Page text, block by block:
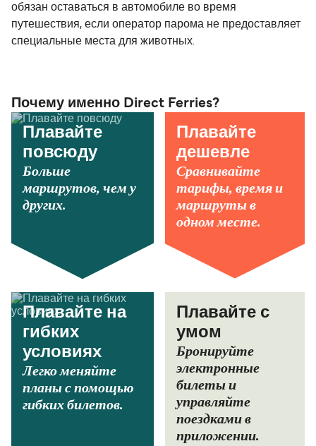
обязан оставаться в автомобиле во время
путешествия, если оператор парома не предоставляет
специальные места для животных.
Почему именно Direct Ferries?
Плавайте
повсюду
Больше
маршрутов, чем у
других.
Плавайте
дешевле
Сравнивайте
тарифы, время и
маршруты в
одном месте.
Плавайте на
гибких
условиях
Легко меняйте
планы с помощью
гибких билетов.
Плавайте с
умом
Бронируйте
электронные
билеты и
управляйте
поездками в
приложении.